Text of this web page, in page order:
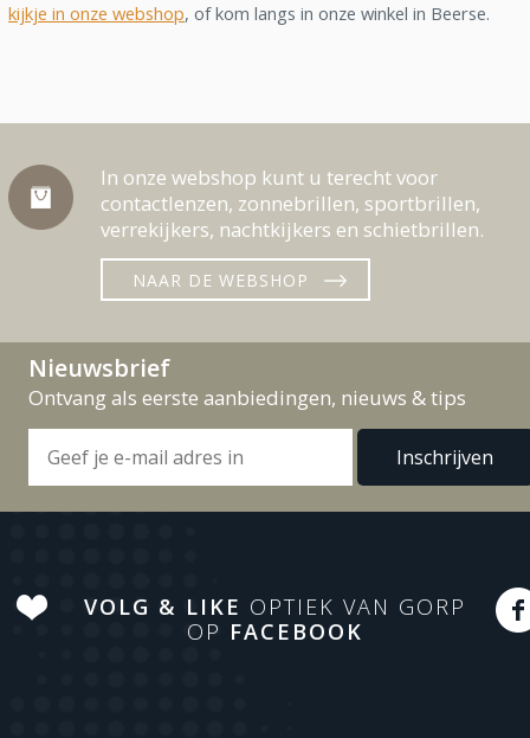
kijkje in onze webshop, of kom langs in onze winkel in Beerse.
In onze webshop kunt u terecht voor
contactlenzen, zonnebrillen, sportbrillen,
verrekijkers, nachtkijkers en schietbrillen.
NAAR DE WEBSHOP
Nieuwsbrief
Ontvang als eerste aanbiedingen, nieuws & tips
VOLG & LIKE OPTIEK VAN GORP
OP FACEBOOK